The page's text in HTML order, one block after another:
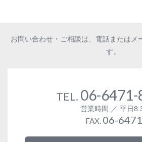
お問い合わせ・ご相談は、電話またはメ
す。
TEL. 06-6471-
営業時間 ／ 平日
FAX. 06-